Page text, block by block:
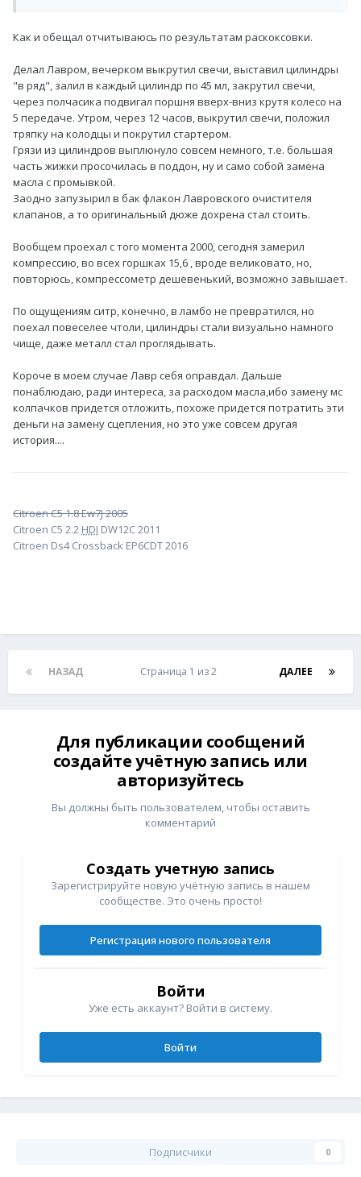
Как и обещал отчитываюсь по результатам раскоксовки.
Делал Лавром, вечерком выкрутил свечи, выставил цилиндры
"в ряд", залил в каждый цилиндр по 45 мл, закрутил свечи,
через полчасика подвигал поршня вверх-вниз крутя колесо на
5 передаче. Утром, через 12 часов, выкрутил свечи, положил
тряпку на колодцы и покрутил стартером.
Грязи из цилиндров выплюнуло совсем немного, т.е. большая
часть жижки просочилась в поддон, ну и само собой замена
масла с промывкой.
Заодно запузырил в бак флакон Лавровского очистителя
клапанов, а то оригинальный дюже дохрена стал стоить.
Вообщем проехал с того момента 2000, сегодня замерил
компрессию, во всех горшках 15,6 , вроде великовато, но,
повторюсь, компрессометр дешевенький, возможно завышает.
По ощущениям ситр, конечно, в ламбо не превратился, но
поехал повеселее чтоли, цилиндры стали визуально намного
чище, даже металл стал проглядывать.
Короче в моем случае Лавр себя оправдал. Дальше
понаблюдаю, ради интереса, за расходом масла,ибо замену мс
колпачков придется отложить, похоже придется потратить эти
деньги на замену сцепления, но это уже совсем другая
история....
Citroen C5 1.8 Ew7J 2005
Citroen C5 2.2 HDI DW12C 2011
Citroen Ds4 Crossback EP6CDT 2016
НАЗАД ДАЛЕЕ
Страница 1 из 2
Для публикации сообщений
создайте учётную запись или
авторизуйтесь
Вы должны быть пользователем, чтобы оставить
комментарий
Создать учетную запись
Зарегистрируйте новую учётную запись в нашем
сообществе. Это очень просто!
Регистрация нового пользователя
Войти
Уже есть аккаунт? Войти в систему.
Войти
Подписчики 0